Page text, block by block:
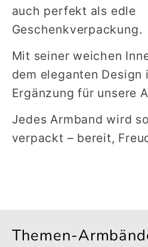
auch perfekt als edle
Geschenkverpackung.
Mit seiner weichen
dem eleganten Design
Ergänzung für unsere
Jedes Armband wird
verpackt – bereit,
Themen-